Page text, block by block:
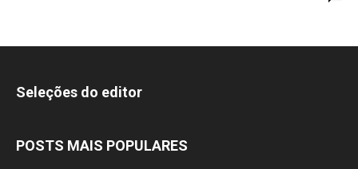
Seleções do editor
POSTS MAIS POPULARES